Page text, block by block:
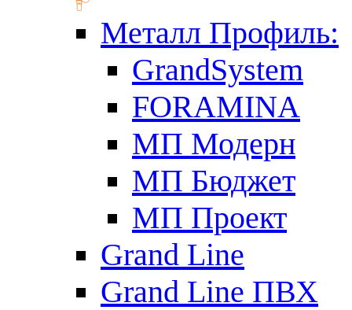
Металл Профиль:
GrandSystem
FORAMINA
МП Модерн
МП Бюджет
МП Проект
Grand Line
Grand Line ПВХ